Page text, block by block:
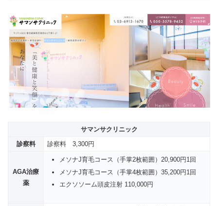
サマンサクリニック
診察料
診察料 3,300円
AGA治療
薬
メソナJ育毛コース（手掌2枚範囲）20,900円1回
メソナJ育毛コース（手掌4枚範囲）35,200円1回
エクソソーム頭皮注射 110,000円